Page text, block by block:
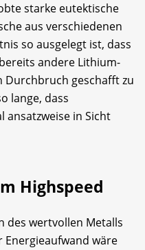
starke eutektische
aus verschiedenen
so ausgelegt ist, dass
andere Lithium-
Durchbruch geschafft zu
lange, dass
in Sicht
Highspeed
des wertvollen Metalls
Energieaufwand wäre